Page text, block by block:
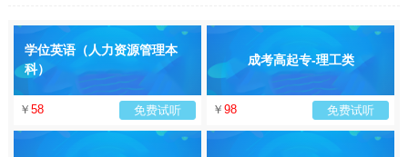
学位英语（人力资源管理本
科）
￥ 58 免费试听
成考高起专-理工类
￥ 98 免费试听